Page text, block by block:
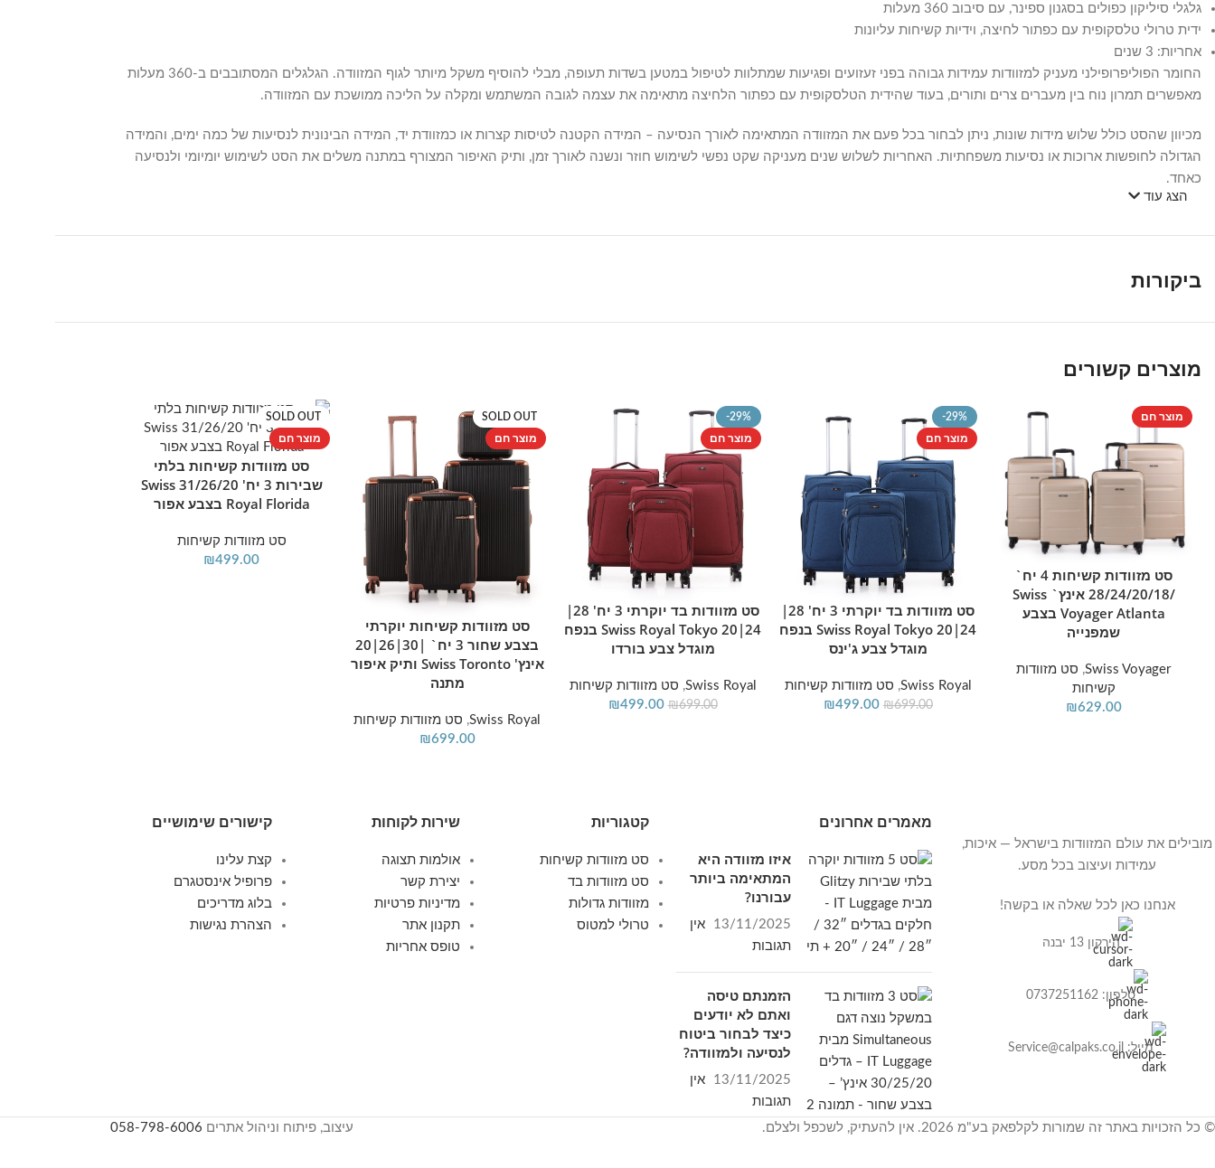
גלגלי סיליקון כפולים בסגנון ספינר, עם סיבוב 360 מעלות
ידית טרולי טלסקופית עם כפתור לחיצה, וידיות קשיחות עליונות
אחריות: 3 שנים
החומר הפוליפרופילני מעניק למזוודות עמידות גבוהה בפני זעזועים ופגיעות שמתלוות לטיפול במטען בשדות תעופה, מבלי להוסיף משקל מיותר לגוף המזוודה. הגלגלים המסתובבים ב-360 מעלות
מאפשרים תמרון נוח בין מעברים צרים ותורים, בעוד שהידית הטלסקופית עם כפתור הלחיצה מתאימה את עצמה לגובה המשתמש ומקלה על הליכה ממושכת עם המזוודה.
מכיוון שהסט כולל שלוש מידות שונות, ניתן לבחור בכל פעם את המזוודה המתאימה לאורך הנסיעה – המידה הקטנה לטיסות קצרות או כמזוודת יד, המידה הבינונית לנסיעות של כמה ימים, והמידה
הגדולה לחופשות ארוכות או נסיעות משפחתיות. האחריות לשלוש שנים מעניקה שקט נפשי לשימוש חוזר ונשנה לאורך זמן, ותיק האיפור המצורף במתנה משלים את הסט לשימוש יומיומי ולנסיעה
כאחד.
הצג עוד
ביקורות
מוצרים קשורים
מוצר חם
הוספה לסל
סט מזוודות קשיחות 4 יח`
/28/24/20/18 אינץ` Swiss
Voyager Atlanta בצבע
שמפנייה
Swiss Voyager
, סט מזוודות
קשיחות
₪629.00
-29%
מוצר חם
הוספה לסל
סט מזוודות בד יוקרתי 3 יח' 28|
24|20 Swiss Royal Tokyo בנפח
מוגדל צבע ג'ינס
Swiss Royal
, סט מזוודות קשיחות
₪699.00
₪499.00
-29%
מוצר חם
הוספה לסל
סט מזוודות בד יוקרתי 3 יח' 28|
24|20 Swiss Royal Tokyo בנפח
מוגדל צבע בורדו
Swiss Royal
, סט מזוודות קשיחות
₪699.00
₪499.00
SOLD OUT
מוצר חם
מידע נוסף
סט מזוודות קשיחות יוקרתי
בצבע שחור 3 יח` |30|26|20
אינץ' Swiss Toronto ותיק איפור
מתנה
Swiss Royal
, סט מזוודות קשיחות
₪699.00
SOLD OUT
מוצר חם
מידע נוסף
סט מזוודות קשיחות בלתי
שבירות 3 יח' 31/26/20 Swiss
Royal Florida בצבע אפור
סט מזוודות קשיחות
₪499.00
מובילים את עולם המזוודות בישראל — איכות,
עמידות ועיצוב בכל מסע.
אנחנו כאן לכל שאלה או בקשה!
הירקון 13 יבנה
טלפון: 0737251162
מייל: Service@calpaks.co.il
מאמרים אחרונים
איזו מזוודה היא
המתאימה ביותר
עבורנו?
13/11/2025
אין
תגובות
הזמנתם טיסה
ואתם לא יודעים
כיצד לבחור ביטוח
לנסיעה ולמזוודה?
13/11/2025
אין
תגובות
קטגוריות
סט מזוודות קשיחות
סט מזוודות בד
מזוודות גדולות
טרולי למטוס
שירות לקוחות
אולמות תצוגה
יצירת קשר
מדיניות פרטיות
תקנון אתר
טופס אחריות
קישורים שימושיים
קצת עלינו
פרופיל אינסטגרם
בלוג מדריכים
הצהרת נגישות
© כל הזכויות באתר זה שמורות לקלפאק בע"מ 2026. אין להעתיק, לשכפל ולצלם. עיצוב, פיתוח וניהול אתרים 058-798-6006